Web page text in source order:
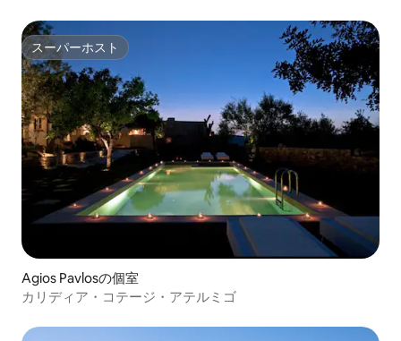
スーパーホスト
スーパーホスト
Agios Pavlosの個室
カリディア・コテージ・アテルミゴ